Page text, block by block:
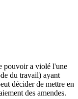
pouvoir a violé l'une
du travail) ayant
décider de mettre en
des amendes.